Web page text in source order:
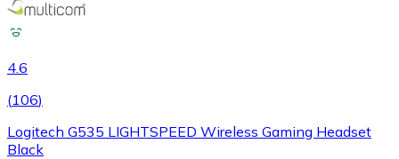
4.6
(106)
Logitech G535 LIGHTSPEED Wireless Gaming Headset
Black